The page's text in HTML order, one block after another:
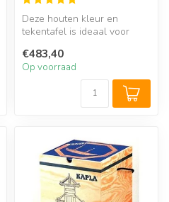
Deze houten kleur en
tekentafel is ideaal voor
bouwen ma...
€483,40
Op voorraad